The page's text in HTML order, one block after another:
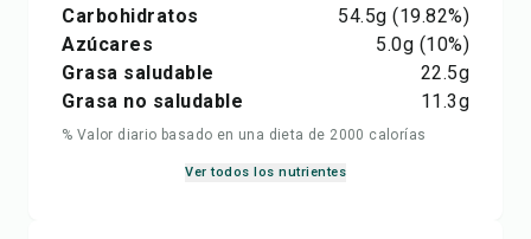
Carbohidratos
54.5g (19.82%)
Azúcares
5.0g (10%)
Grasa saludable
22.5g
Grasa no saludable
11.3g
% Valor diario basado en una dieta de 2000 calorías
Ver todos los nutrientes